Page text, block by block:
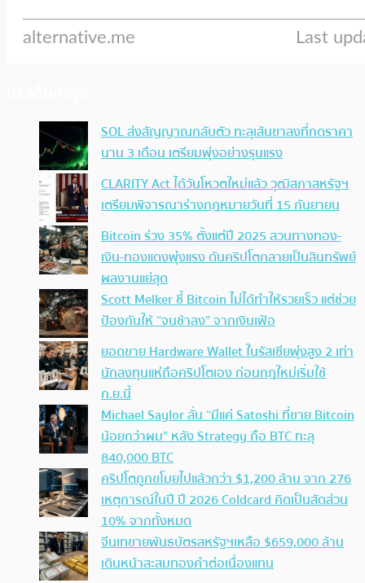
SOL ส่งสัญญาณกลับตัว ทะลุเส้นขาลงที่กดราคา
นาน 3 เดือน เตรียมพุ่งอย่างรุนแรง
CLARITY Act ได้วันโหวตใหม่แล้ว วุฒิสภาสหรัฐฯ
เตรียมพิจารณาร่างกฎหมายวันที่ 15 กันยายน
Bitcoin ร่วง 35% ตั้งแต่ปี 2025 สวนทางทอง-
เงิน-ทองแดงพุ่งแรง ดันคริปโตกลายเป็นสินทรัพย์
ผลงานแย่สุด
Scott Melker ชี้ Bitcoin ไม่ได้ทำให้รวยเร็ว แต่ช่วย
ป้องกันให้ “จนช้าลง” จากเงินเฟ้อ
ยอดขาย Hardware Wallet ในรัสเซียพุ่งสูง 2 เท่า
นักลงทุนแห่ถือคริปโตเอง ก่อนกฎใหม่เริ่มใช้
ก.ย.นี้
Michael Saylor ลั่น “มีแค่ Satoshi ที่ขาย Bitcoin
น้อยกว่าผม” หลัง Strategy ถือ BTC ทะลุ
840,000 BTC
คริปโตถูกขโมยไปแล้วกว่า $1,200 ล้าน จาก 276
เหตุการณ์ในปี ปี 2026 Coldcard คิดเป็นสัดส่วน
10% จากทั้งหมด
จีนเทขายพันธบัตรสหรัฐฯเหลือ $659,000 ล้าน
เดินหน้าสะสมทองคำต่อเนื่องแทน